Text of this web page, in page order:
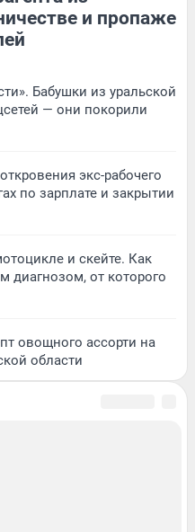
и пропаже
Бабушки из уральской
— они покорили
экс-рабочего
по зарплате и закрытии
и скейте. Как
диагнозом, от которого
овощного ассорти на
области